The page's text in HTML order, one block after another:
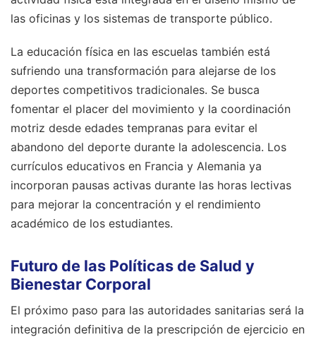
las oficinas y los sistemas de transporte público.
La educación física en las escuelas también está
sufriendo una transformación para alejarse de los
deportes competitivos tradicionales. Se busca
fomentar el placer del movimiento y la coordinación
motriz desde edades tempranas para evitar el
abandono del deporte durante la adolescencia. Los
currículos educativos en Francia y Alemania ya
incorporan pausas activas durante las horas lectivas
para mejorar la concentración y el rendimiento
académico de los estudiantes.
Futuro de las Políticas de Salud y
Bienestar Corporal
El próximo paso para las autoridades sanitarias será la
integración definitiva de la prescripción de ejercicio en